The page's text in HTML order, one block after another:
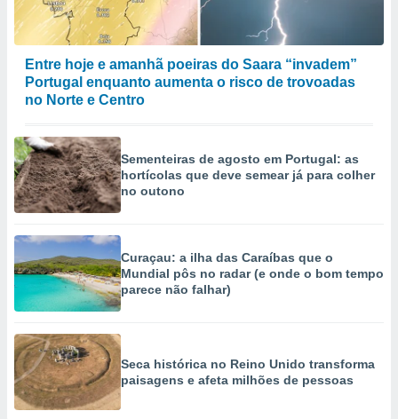
Entre hoje e amanhã poeiras do Saara “invadem”
Portugal enquanto aumenta o risco de trovoadas
no Norte e Centro
Sementeiras de agosto em Portugal: as
hortícolas que deve semear já para colher
no outono
Curaçau: a ilha das Caraíbas que o
Mundial pôs no radar (e onde o bom tempo
parece não falhar)
Seca histórica no Reino Unido transforma
paisagens e afeta milhões de pessoas